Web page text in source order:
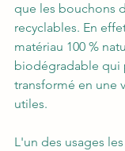
que les bouchons
recyclables. En
matériau 100 %
biodégradable qui
transformé en une
utiles.
L'un des usages